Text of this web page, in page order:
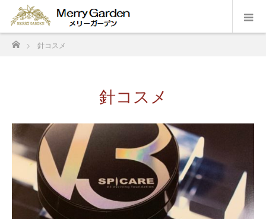
ホーム
針コスメ
針コスメ